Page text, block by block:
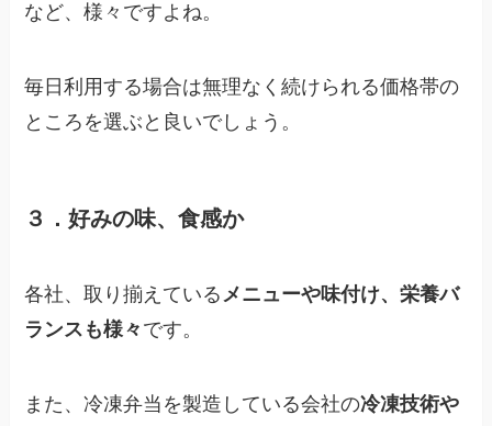
など、様々ですよね。
毎日利用する場合は無理なく続けられる価格帯の
ところを選ぶと良いでしょう。
３．好みの味、食感か
各社、取り揃えているメニューや味付け、栄養バ
ランスも様々 です。
また、冷凍弁当を製造している会社の冷凍技術や